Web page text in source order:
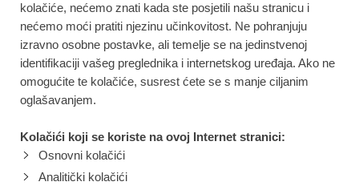
kolačiće, nećemo znati kada ste posjetili našu stranicu i
nećemo moći pratiti njezinu učinkovitost. Ne pohranjuju
izravno osobne postavke, ali temelje se na jedinstvenoj
identifikaciji vašeg preglednika i internetskog uređaja. Ako ne
omogućite te kolačiće, susrest ćete se s manje ciljanim
oglašavanjem.
Kolačići koji se koriste na ovoj Internet stranici:
Osnovni kolačići
Analitički kolačići